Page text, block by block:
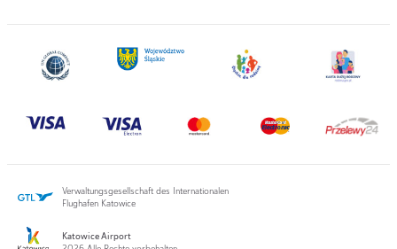
Verwaltungsgesellschaft des Internationalen
Flughafen Katowice
Katowice Airport